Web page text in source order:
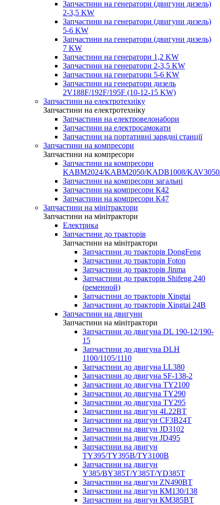
Запчастини на генератори (двигуни дизель)
2-3,5 KW
Запчастини на генератори (двигуни дизель)
5-6 KW
Запчастини на генератори (двигуни дизель)
7 KW
Запчастини на генератори 1,2 KW
Запчастини на генератори 2-3,5 KW
Запчастини на генератори 5-6 KW
Запчастини на генератори дизель
2V188F/192F/195F (10-12-15 KW)
Запчастини на електротехніку
Запчастини на електротехніку
Запчастини на електровелонабори
Запчастини на електросамокати
Запчастини на портативні зарядні станції
Запчастини на компресори
Запчастини на компресори
Запчастини на компресори
KABM2024/KABM2050/KADB1008/
Запчастини на компресори загальні
Запчастини на компресори К42
Запчастини на компресори К47
Запчастини на мінітрактори
Запчастини на мінітрактори
Електрика
Запчастини до тракторів
Запчастини на мінітрактори
Запчастини до тракторів DongFeng
Запчастини до тракторів Foton
Запчастини до тракторів Jinma
Запчастини до тракторів Shifeng 240
(ременной)
Запчастини до тракторів Xingtai
Запчастини до тракторів Xingtai 24В
Запчастини на двигуни
Запчастини на мінітрактори
Запчастини до двигуна DL 190-12/190-
15
Запчастини до двигуна DLH
1100/1105/1110
Запчастини до двигуна LL380
Запчастини до двигуна SF-138-2
Запчастини до двигуна TY2100
Запчастини до двигуна TY290
Запчастини до двигуна TY295
Запчастини на двигун 4L22BT
Запчастини на двигун CF3B24T
Запчастини на двигун JD3102
Запчастини на двигун JD495
Запчастини на двигун
TY395/TY395В/TY3100В
Запчастини на двигун
Y385/BY385T/Y385T/YD385T
Запчастини на двигун ZN490BT
Запчастини на двигун КМ130/138
Запчастини на двигун КМ385ВТ